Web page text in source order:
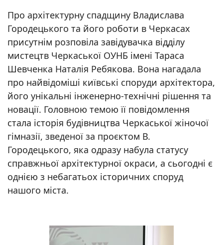
Про архітектурну спадщину Владислава
Городецького та його роботи в Черкасах
присутнім розповіла завідувачка відділу
мистецтв Черкаської ОУНБ імені Тараса
Шевченка Наталія Ребякова. Вона нагадала
про найвідоміші київські споруди архітектора,
його унікальні інженерно-технічні рішення та
новації. Головною темою її повідомлення
стала історія будівництва Черкаської жіночої
гімназії, зведеної за проєктом В.
Городецького, яка одразу набула статусу
справжньої архітектурної окраси, а сьогодні є
однією з небагатьох історичних споруд
нашого міста.